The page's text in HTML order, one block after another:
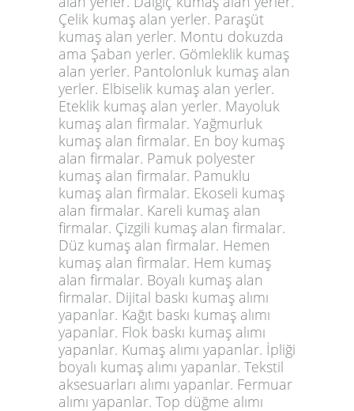
Çelik kumaş alan yerler. Paraşüt
kumaş alan yerler. Montu dokuzda
ama Şaban yerler. Gömleklik kumaş
alan yerler. Pantolonluk kumaş alan
yerler. Elbiselik kumaş alan yerler.
Eteklik kumaş alan yerler. Mayoluk
kumaş alan firmalar. Yağmurluk
kumaş alan firmalar. En boy kumaş
alan firmalar. Pamuk polyester
kumaş alan firmalar. Pamuklu
kumaş alan firmalar. Ekoseli kumaş
alan firmalar. Kareli kumaş alan
firmalar. Çizgili kumaş alan firmalar.
Düz kumaş alan firmalar. Hemen
kumaş alan firmalar. Hem kumaş
alan firmalar. Boyalı kumaş alan
firmalar. Dijital baskı kumaş alımı
yapanlar. Kağıt baskı kumaş alımı
yapanlar. Flok baskı kumaş alımı
yapanlar. Kumaş alımı yapanlar. İpliği
boyalı kumaş alımı yapanlar. Tekstil
aksesuarları alımı yapanlar. Fermuar
alımı yapanlar. Top düğme alımı